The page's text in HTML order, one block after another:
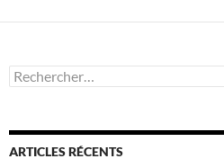
Rechercher :
ARTICLES RÉCENTS